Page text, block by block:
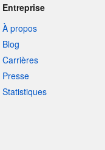
Entreprise
À propos
Blog
Carrières
Presse
Statistiques